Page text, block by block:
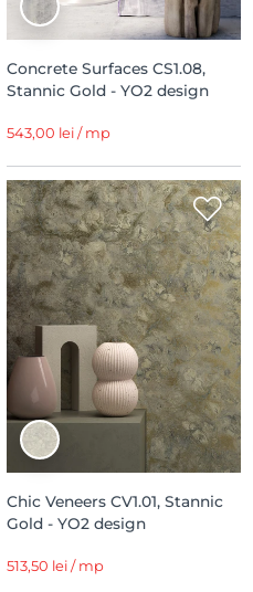
Concrete Surfaces CS1.08,
Stannic Gold - YO2 design
543,00 lei / mp
Chic Veneers CV1.01, Stannic
Gold - YO2 design
513,50 lei / mp